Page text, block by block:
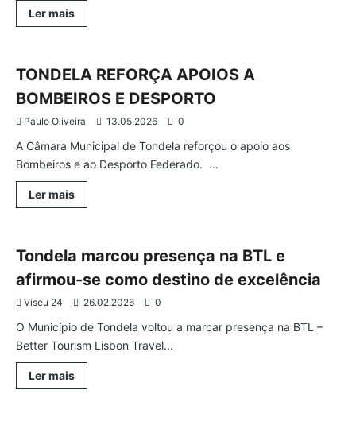
Ler maisLeia
mais
DO
CABRITO
EM
TONDELA
Atualidade
TONDELA REFORÇA APOIOS A
BOMBEIROS E DESPORTO
Paulo Oliveira 13.05.2026 0
A Câmara Municipal de Tondela reforçou o apoio aos
Bombeiros e ao Desporto Federado. ...
Ler maisLeia
mais
A
E
Economia
Tondela marcou presença na BTL e
afirmou-se como destino de excelência
Viseu 24 26.02.2026 0
O Município de Tondela voltou a marcar presença na BTL –
Better Tourism Lisbon Travel...
Ler maisLeia
mais
Tondela Região